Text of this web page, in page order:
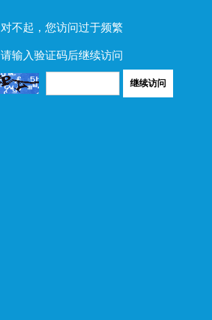
对不起，您访问过于频繁
请输入验证码后继续访问
继续访问